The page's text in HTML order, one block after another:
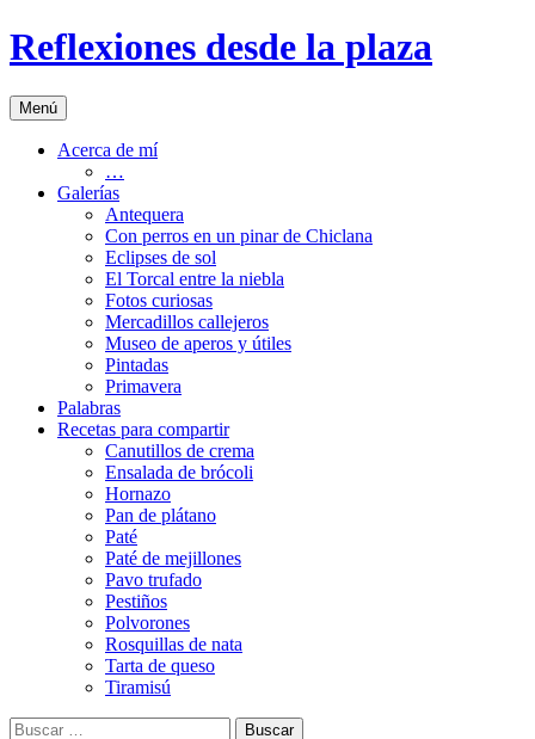
Saltar
al
Reflexiones desde la plaza
Menú
Acerca de mí
…
Galerías
Antequera
Con perros en un pinar de Chiclana
Eclipses de sol
El Torcal entre la niebla
Fotos curiosas
Mercadillos callejeros
Museo de aperos y útiles
Pintadas
Primavera
Palabras
Recetas para compartir
Canutillos de crema
Ensalada de brócoli
Hornazo
Pan de plátano
Paté
Paté de mejillones
Pavo trufado
Pestiños
Polvorones
Rosquillas de nata
Tarta de queso
Tiramisú
Buscar: